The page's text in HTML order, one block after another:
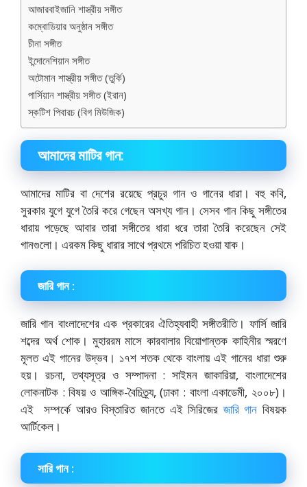
আজারবাইজানি শাস্ত্রীয় সঙ্গীত
কম্বোডিয়ার অনুষ্ঠান সঙ্গীত
চীনা সঙ্গীত
ইন্দোনেশিয়ান সঙ্গীত
অটোমান শাস্ত্রীয় সঙ্গীত (তুর্কি)
পার্সিয়ান শাস্ত্রীয় সঙ্গীত (ইরান)
স্কটিশ পিবারচ (বিগ মিউজিক)
আমাদের মাটির গান:
আমাদের মাটির বা দেশের রয়েছে প্রচুর গান ও গানের ধারা। বহু কবি,
সুরকার যুগে যুগে তৈরি করে গেছেন অসখ্য গান। সেসব গান কিছু সঙ্গীতের
ধারায় পড়েছে আবার তারা সঙ্গীতের ধারা ধরে তারা তৈরি করেছেন সেই
গানগুলো। এরকম কিছু ধারার সাথে প্রথমে পরিচিত হওয়া যাক।
জারি গান :
জারি গান বাংলাদেশের এক প্রকারের ঐতিহ্যবাহী সঙ্গীতরীতি। ফার্সি জারি
শব্দের অর্থ শোক। মুহাররম মাসে কারবালার বিয়োগান্তক কাহিনীর স্মরণে
মূলত এই গানের উদ্ভব। ১৭শ শতক থেকে বাংলায় এই গানের ধারা শুরু
হয়। রচনা, তথ্যসূত্র ও সম্পাদনা : সাইমন জাকারিয়া, বাংলাদেশের
লোকনাটক : বিষয় ও আঙ্গিক-বৈচিত্র্য, (ঢাকা : বাংলা একাডেমী, ২০০৮)।
এই সম্পর্কে আরও বিস্তারিত জানতে এই সিরিজের জারি গান বিষয়ক
আর্টিকেল।
সারি গান :